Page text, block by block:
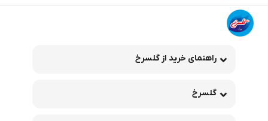
راهنمای خرید از گلسرخ
گلسرخ